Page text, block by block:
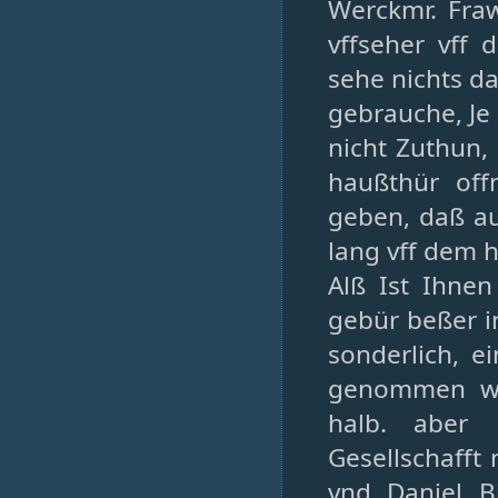
Werckmr.
vffseher vff
sehe nichts
gebrauche,
nicht
haußthür
geben, daß
lang vff dem
Alß Ist
gebür beßer
sonderlich,
genommen
halb. aber
Gesellschafft